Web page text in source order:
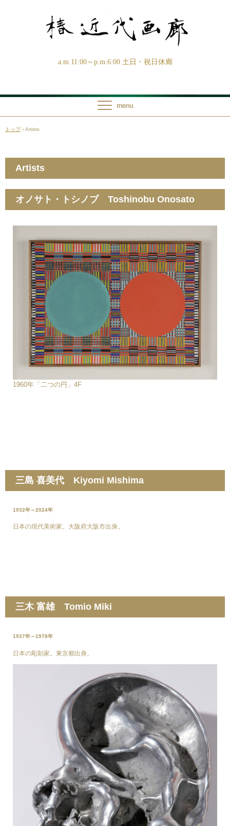
a.m.11:00～p.m.6:00 土日・祝日休廊
トップ › Artists
Artists
オノサト・トシノブ Toshinobu Onosato
1960年「二つの円」4F
三島 喜美代 Kiyomi Mishima
1932年～2024年
日本の現代美術家。大阪府大阪市出身。
三木 富雄 Tomio Miki
1937年～1978年
日本の彫刻家。東京都出身。